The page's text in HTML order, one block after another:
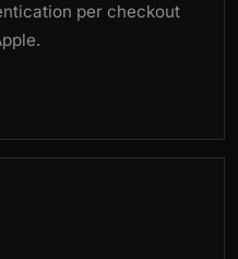
per checkout